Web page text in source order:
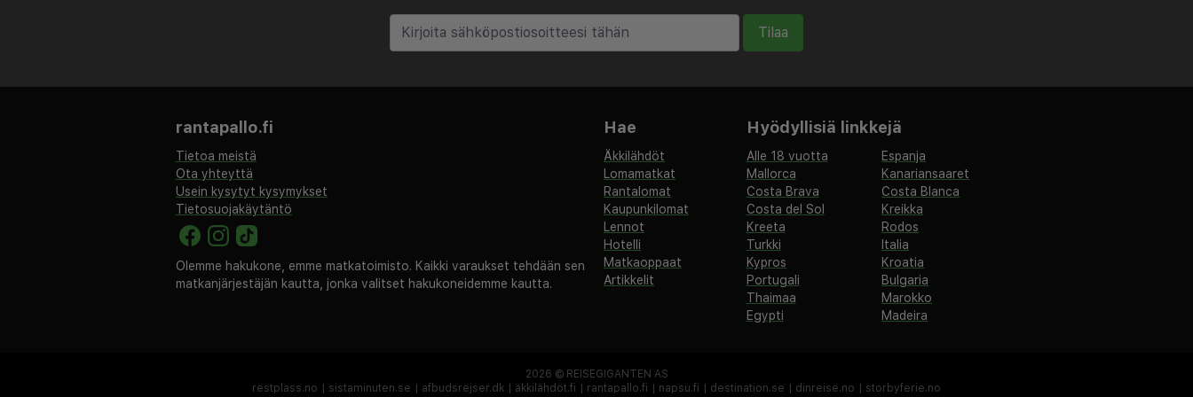
todella ikimuistoisen oleskelun Bulgariassa. Hotellissa
Omatoiminen pysäköinti on saatavilla päivittäisellä
kuivapesu-/pesulapalveluita ja tarjota tallelokeron
vastaanotosta. Muita tämän perheystävällisen hotellin
mukavuuksia ovat ilmainen WiFi yleisissä tiloissa,
ilmainen lastenkerho ja terassi.
Tilaa
rantapallo.fi
Tietoa meistä
Ota yhteyttä
Usein kysytyt kysymykset
Tietosuojakäytäntö
Olemme hakukone, emme matkatoimisto. Kaikki varaukset tehdään sen
matkanjärjestäjän kautta, jonka valitset hakukoneidemme kautta.
Hae
Äkkilähdöt
Lomamatkat
Rantalomat
Kaupunkilomat
Lennot
Hotelli
Matkaoppaat
Artikkelit
Hyödyllisiä linkkejä
Alle 18 vuotta
Espanja
Mallorca
Kanariansaaret
Costa Brava
Costa Blanca
Costa del Sol
Kreikka
Kreeta
Rodos
Turkki
Italia
Kypros
Kroatia
Portugali
Bulgaria
Thaimaa
Marokko
Egypti
Madeira
2026 © REISEGIGANTEN AS
restplass.no
sistaminuten.se afbudsrejser.dk äkkilähdöt.fi rantapallo.fi napsu.fi destination.se dinreise.no storbyferie.no